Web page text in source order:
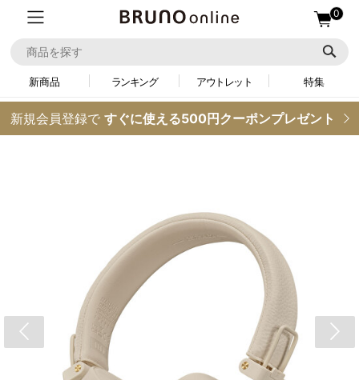
0
新商品 ランキング アウトレット 特集
新規会員登録で すぐに使える500円クーポンプレゼント